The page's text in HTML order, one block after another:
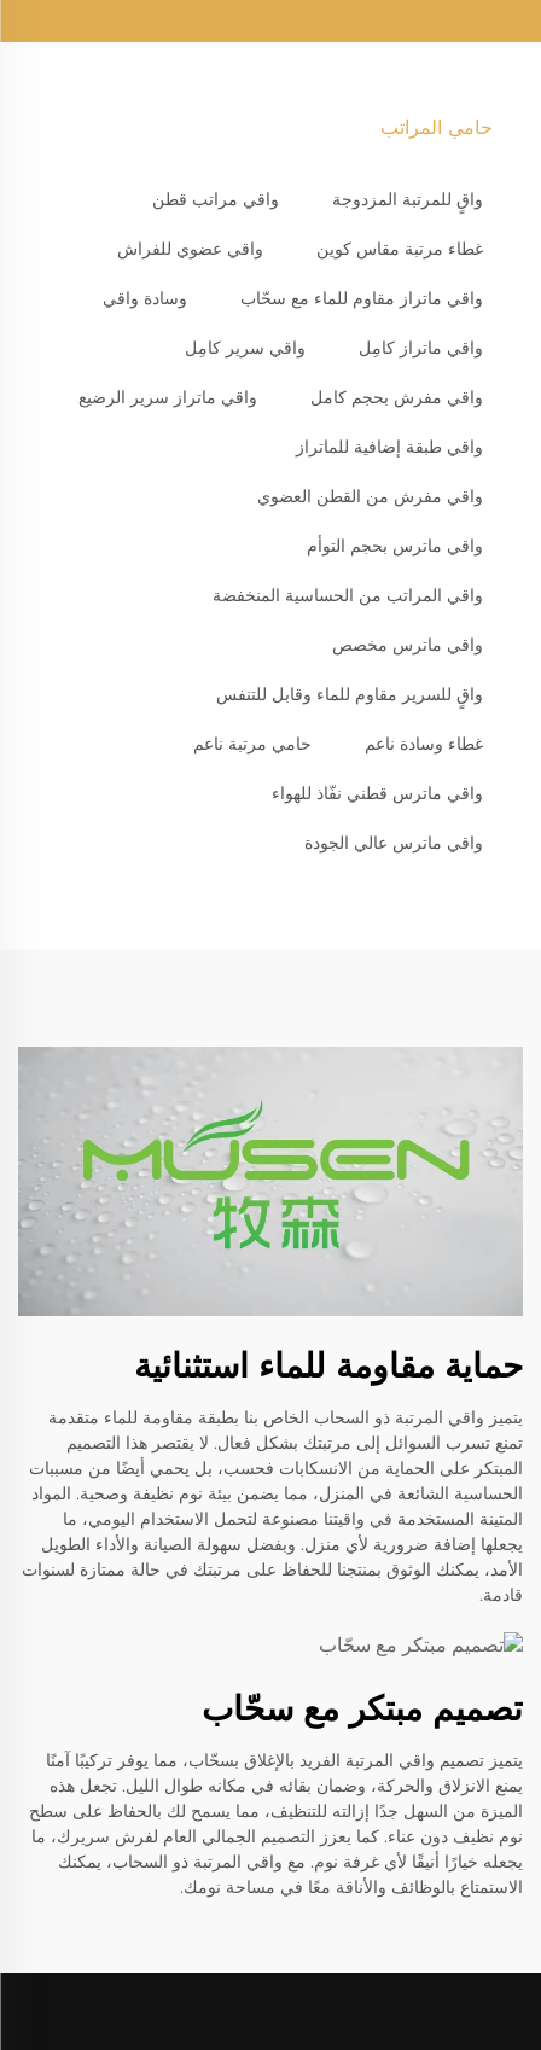
حامي المراتب
واقٍ للمرتبة المزدوجة واقي مراتب قطن
غطاء مرتبة مقاس كوين واقي عضوي للفراش
واقي ماتراز مقاوم للماء مع سحّاب وسادة واقي
واقي ماتراز كامِل واقي سرير كامِل
واقي مفرش بحجم كامل واقي ماتراز سرير الرضيع
واقي طبقة إضافية للماتراز
واقي مفرش من القطن العضوي
واقي ماترس بحجم التوأم
واقي المراتب من الحساسية المنخفضة
واقي ماترس مخصص
واقٍ للسرير مقاوم للماء وقابل للتنفس
غطاء وسادة ناعم حامي مرتبة ناعم
واقي ماترس قطني نفّاذ للهواء
واقي ماترس عالي الجودة
حماية مقاومة للماء استثنائية
يتميز واقي المرتبة ذو السحاب الخاص بنا بطبقة مقاومة للماء متقدمة
تمنع تسرب السوائل إلى مرتبتك بشكل فعال. لا يقتصر هذا التصميم
المبتكر على الحماية من الانسكابات فحسب، بل يحمي أيضًا من مسببات
الحساسية الشائعة في المنزل، مما يضمن بيئة نوم نظيفة وصحية. المواد
المتينة المستخدمة في واقيتنا مصنوعة لتحمل الاستخدام اليومي، ما
يجعلها إضافة ضرورية لأي منزل. وبفضل سهولة الصيانة والأداء الطويل
الأمد، يمكنك الوثوق بمنتجنا للحفاظ على مرتبتك في حالة ممتازة لسنوات
قادمة.
تصميم مبتكر مع سحّاب
يتميز تصميم واقي المرتبة الفريد بالإغلاق بسحّاب، مما يوفر تركيبًا آمنًا
يمنع الانزلاق والحركة، وضمان بقائه في مكانه طوال الليل. تجعل هذه
الميزة من السهل جدًا إزالته للتنظيف، مما يسمح لك بالحفاظ على سطح
نوم نظيف دون عناء. كما يعزز التصميم الجمالي العام لفرش سريرك، ما
يجعله خيارًا أنيقًا لأي غرفة نوم. مع واقي المرتبة ذو السحاب، يمكنك
الاستمتاع بالوظائف والأناقة معًا في مساحة نومك.